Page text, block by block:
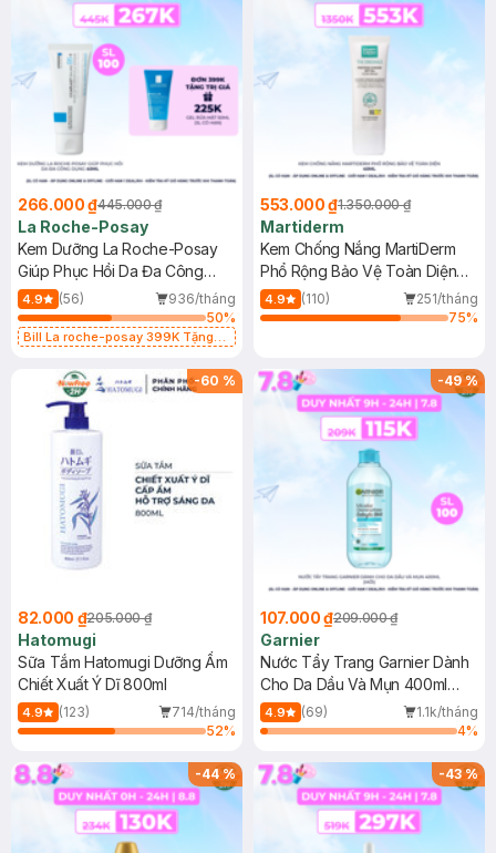
266.000 ₫445.000 ₫
La Roche-Posay
Kem Dưỡng La Roche-Posay
Giúp Phục Hồi Da Đa Công
Dụng 40ml
4.9 (56)
936/tháng
50%
Bill La roche-posay 399K Tặng
(SL có hạn)
553.000 ₫1.350.000 ₫
Martiderm
Kem Chống Nắng MartiDerm
Phổ Rộng Bảo Vệ Toàn Diện
40ml
4.9 (110)
251/tháng
75%
-60 %
82.000 ₫205.000 ₫
Hatomugi
Sữa Tắm Hatomugi Dưỡng Ẩm
Chiết Xuất Ý Dĩ 800ml
4.9 (123)
714/tháng
52%
-49%
107.000 ₫209.000 ₫
Garnier
Nước Tẩy Trang Garnier Dành
Cho Da Dầu Và Mụn 400ml
(Mới)
4.9 (69)
1.1k/tháng
4%
-44% -43%